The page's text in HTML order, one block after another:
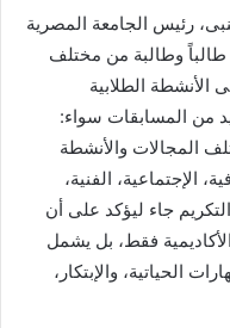
رئيس الجامعة المصرية
أن إدارة الجامعة كرمت (181) طالباً وطالبة من مختلف
الأنشطة الطلابية
من المسابقات سواء:
المجالات والأنشطة
الإجتماعية، الفنية،
جاء ليؤكد على أن
فقط، بل يشمل
الحياتية، والإبتكار،